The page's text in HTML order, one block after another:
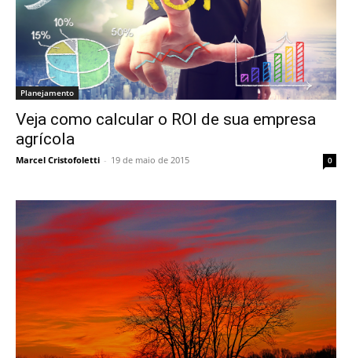
Planejamento
Veja como calcular o ROI de sua empresa
agrícola
Marcel Cristofoletti - 19 de maio de 2015 0